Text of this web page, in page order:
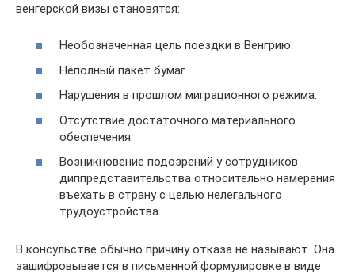
венгерской визы становятся:
Необозначенная цель поездки в Венгрию.
Неполный пакет бумаг.
Нарушения в прошлом миграционного режима.
Отсутствие достаточного материального
обеспечения.
Возникновение подозрений у сотрудников
диппредставительства относительно намерения
въехать в страну с целью нелегального
трудоустройства.
В консульстве обычно причину отказа не называют. Она
зашифровывается в письменной формулировке в виде